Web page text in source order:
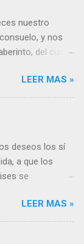
nuestro
y nos
del cual
respuestas se
a
esté
a pensar en
hemos sufrido
¿cómo
LEER MAS »
deseos los sí
a que los
se
no ver con
claro es que si
por decidir,
LEER MAS »